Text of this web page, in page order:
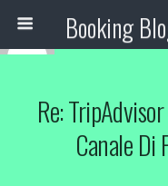
Re:
Canale